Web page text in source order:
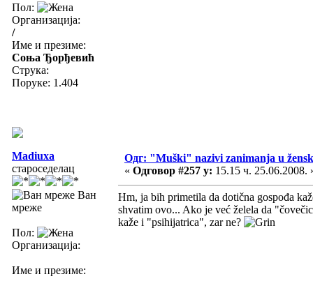
Пол:
Организација:
/
Име и презиме:
Соња Ђорђевић
Струка:
Поруке: 1.404
Madiuxa
староседелац
Ван
мреже
Пол:
Организација:
Име и презиме:
Одг: "Muški" nazivi zanimanja u
« Одговор #257 у: 15.15 ч. 25.06.2008.
Hm, ja bih primetila da dotična gospođa
shvatim ovo... Ako je već želela da
kaže i "psihijatrica", zar ne?